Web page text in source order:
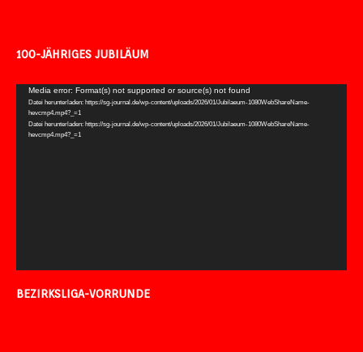
100-JÄHRIGES JUBILÄUM
Video-
Player
Media error: Format(s) not supported or source(s) not found
Datei herunterladen: https://sg-journal.de/wp-content/uploads/2026/01/Jubilaeum-1080WebShareName-
hevcmp4.mp4?_=1
Datei herunterladen: https://sg-journal.de/wp-content/uploads/2026/01/Jubilaeum-1080WebShareName-
hevcmp4.mp4?_=1
BEZIRKSLIGA-VORRUNDE